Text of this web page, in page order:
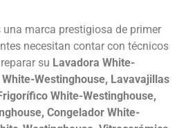
marca prestigiosa de primer
necesitan contar con técnicos
su Lavadora White-
Westinghouse, Lavavajillas
White-Westinghouse,
Congelador White-